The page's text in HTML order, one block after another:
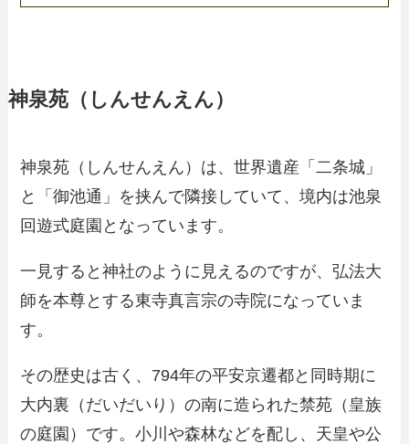
神泉苑（しんせんえん）
神泉苑（しんせんえん）は、世界遺産「二条城」
と「御池通」を挟んで隣接していて、境内は池泉
回遊式庭園となっています。
一見すると神社のように見えるのですが、弘法大
師を本尊とする東寺真言宗の寺院になっていま
す。
その歴史は古く、794年の平安京遷都と同時期に
大内裏（だいだいり）の南に造られた禁苑（皇族
の庭園）です。小川や森林などを配し、天皇や公